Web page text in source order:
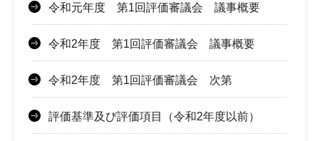
令和元年度 第1回評価審議会 議事概要
令和2年度 第1回評価審議会 議事概要
令和2年度 第1回評価審議会 次第
評価基準及び評価項目（令和2年度以前）